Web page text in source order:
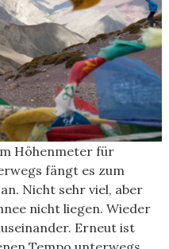
Höhenmeter für
fängt es zum
Nicht sehr viel, aber
nicht liegen. Wieder
Erneut ist